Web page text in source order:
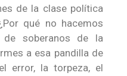
de la clase política
qué no hacemos
de soberanos de la
a esa pandilla de
error, la torpeza, el